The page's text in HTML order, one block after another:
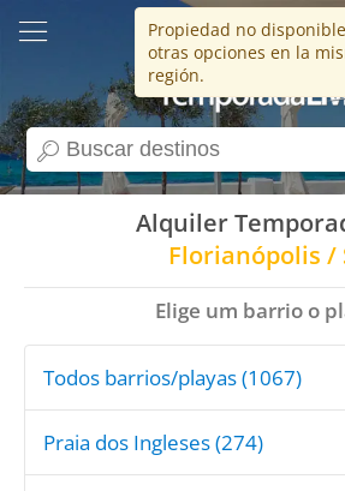
search
15
Propiedad no
otras opciones en la
región.
Alquiler
Florianópolis /
Elige um barrio o
Todos barrios/playas (1067)
Praia dos Ingleses (274)